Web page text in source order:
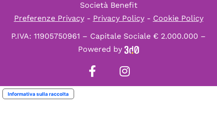
Società Benefit
Preferenze Privacy- Privacy Policy- Cookie Policy
P.IVA: 11905750961 – Capitale Sociale € 2.000.000 –
Powered by
Informativa sulla raccolta